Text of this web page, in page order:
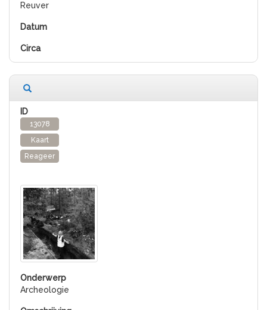
Reuver
13078
Kaart
Reageer
Archeologie